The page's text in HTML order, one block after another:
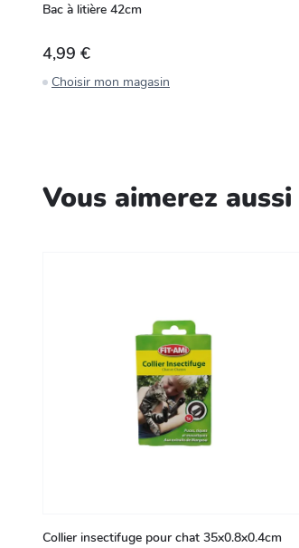
Bac à litière 42cm
4,99 €
Choisir mon magasin
Vous aimerez aussi
Collier insectifuge pour chat 35x0.8x0.4cm